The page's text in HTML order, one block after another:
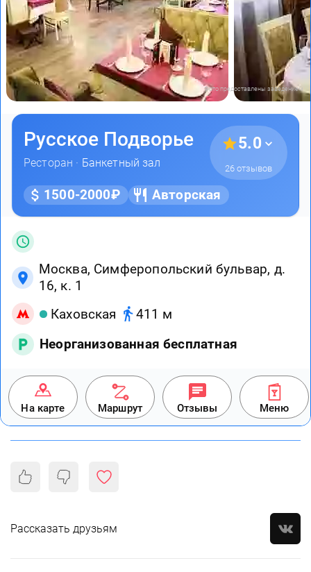
Фото предоставлены заведением
Русское Подворье
Ресторан · Банкетный зал
5.0
26 отзывов
1500-2000₽ Авторская
Москва, Симферопольский бульвар, д.
16, к. 1
Каховская
411 м
Неорганизованная бесплатная
На карте Маршрут Отзывы Меню
Рассказать друзьям